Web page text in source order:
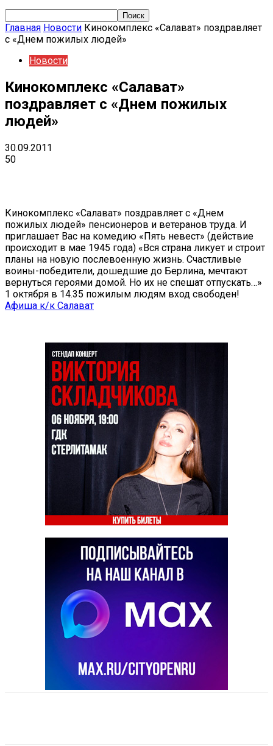
Главная Новости Кинокомплекс «Салават» поздравляет
с «Днем пожилых людей»
Новости
Кинокомплекс «Салават»
поздравляет с «Днем пожилых
людей»
30.09.2011
50
Кинокомплекс «Салават» поздравляет с «Днем
пожилых людей» пенсионеров и ветеранов труда. И
приглашает Вас на комедию «Пять невест» (действие
происходит в мае 1945 года) «Вся страна ликует и строит
планы на новую послевоенную жизнь. Счастливые
воины-победители, дошедшие до Берлина, мечтают
вернуться героями домой. Но их не спешат отпускать…»
1 октября в 14.35 пожилым людям вход свободен!
Афиша к/к Салават